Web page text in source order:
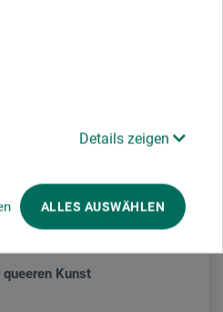
Details zeigen
ALLES AUSWÄHLEN
Kunst